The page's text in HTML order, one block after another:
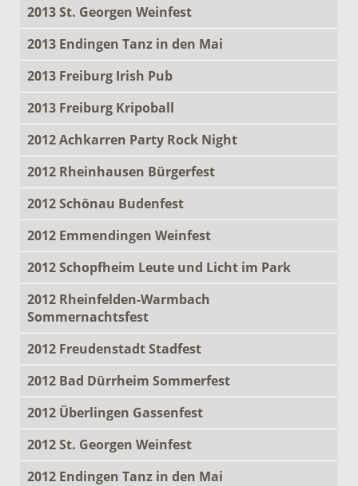
2013 St. Georgen Weinfest
2013 Endingen Tanz in den Mai
2013 Freiburg Irish Pub
2013 Freiburg Kripoball
2012 Achkarren Party Rock Night
2012 Rheinhausen Bürgerfest
2012 Schönau Budenfest
2012 Emmendingen Weinfest
2012 Schopfheim Leute und Licht im Park
2012 Rheinfelden-Warmbach
Sommernachtsfest
2012 Freudenstadt Stadfest
2012 Bad Dürrheim Sommerfest
2012 Überlingen Gassenfest
2012 St. Georgen Weinfest
2012 Endingen Tanz in den Mai